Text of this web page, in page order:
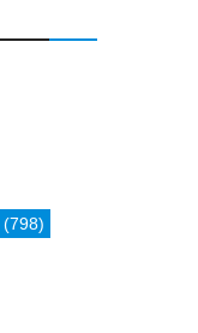
(798)